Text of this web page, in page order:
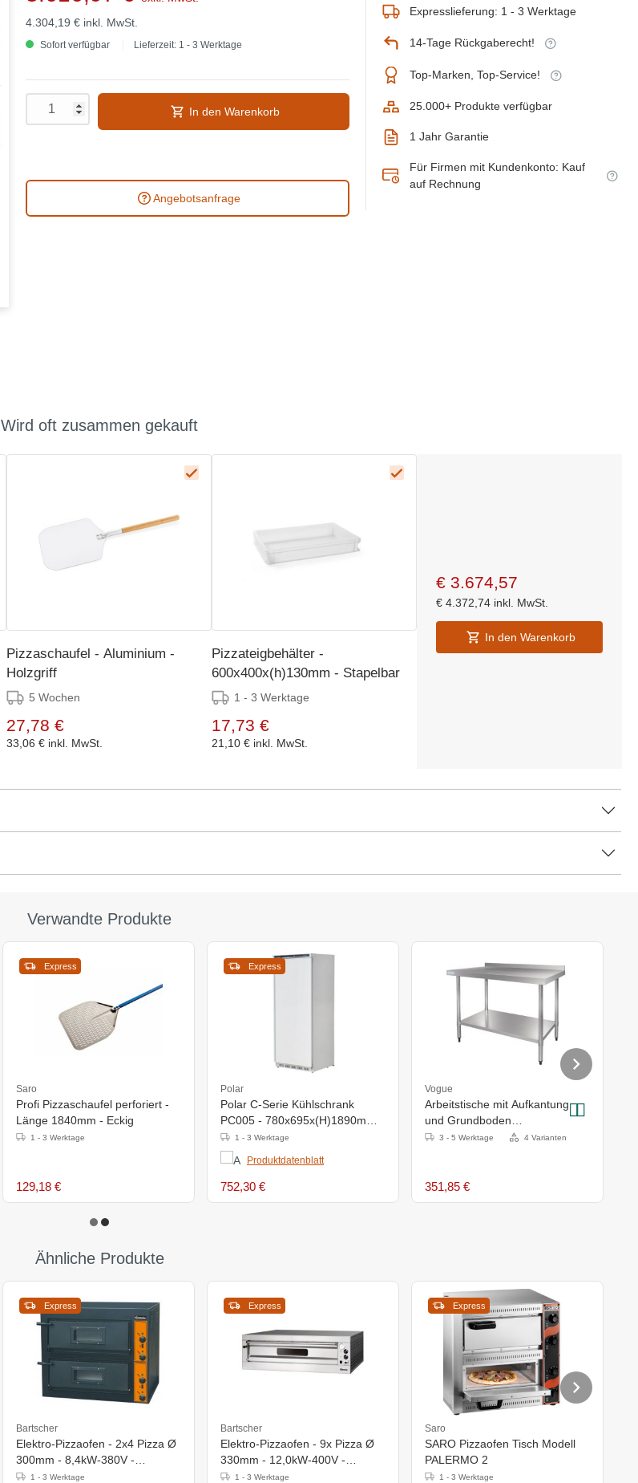
4.304,19 € inkl. MwSt.
Sofort verfügbar Lieferzeit: 1 - 3 Werktage
In den Warenkorb
Angebotsanfrage
Expresslieferung: 1 - 3 Werktage
14-Tage Rückgaberecht!
Top-Marken, Top-Service!
25.000+ Produkte verfügbar
1 Jahr Garantie
Für Firmen mit Kundenkonto: Kauf
auf Rechnung
Wird oft zusammen gekauft
Pizzaschaufel - Aluminium -
Holzgriff
5 Wochen
27,78 €
33,06 € inkl. MwSt.
Pizzateigbehälter -
600x400x(h)130mm - Stapelbar
1 - 3 Werktage
17,73 €
21,10 € inkl. MwSt.
€ 3.674,57
€ 4.372,74 inkl. MwSt.
In den Warenkorb
Verwandte Produkte
Express
Saro
Profi Pizzaschaufel perforiert -
Länge 1840mm - Eckig
1 - 3 Werktage
129,18 €
Express
Polar
Polar C-Serie Kühlschrank
PC005 - 780x695x(H)1890mm -
2°C bis 5°C
1 - 3 Werktage
Produktdatenblatt
752,30 €
Vogue
Arbeitstische mit Aufkantung
und Grundboden
1200x700(H)x900mm
3 - 5 Werktage 4 Varianten
351,85 €
Ähnliche Produkte
Express
Bartscher
Elektro-Pizzaofen - 2x4 Pizza Ø
300mm - 8,4kW-380V -
890x880x(h)750mm
1 - 3 Werktage
Express
Bartscher
Elektro-Pizzaofen - 9x Pizza Ø
330mm - 12,0kW-400V -
1310x1270x(h)420mm
1 - 3 Werktage
Express
Saro
SARO Pizzaofen Tisch Modell
PALERMO 2
1 - 3 Werktage